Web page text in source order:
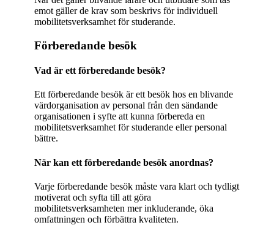
emot gäller de krav som beskrivs för individuell
mobilitetsverksamhet för studerande.
Förberedande besök
Vad är ett förberedande besök?
Ett förberedande besök är ett besök hos en blivande
värdorganisation av personal från den sändande
organisationen i syfte att kunna förbereda en
mobilitetsverksamhet för studerande eller personal
bättre.
När kan ett förberedande besök anordnas?
Varje förberedande besök måste vara klart och tydligt
motiverat och syfta till att göra
mobilitetsverksamheten mer inkluderande, öka
omfattningen och förbättra kvaliteten.